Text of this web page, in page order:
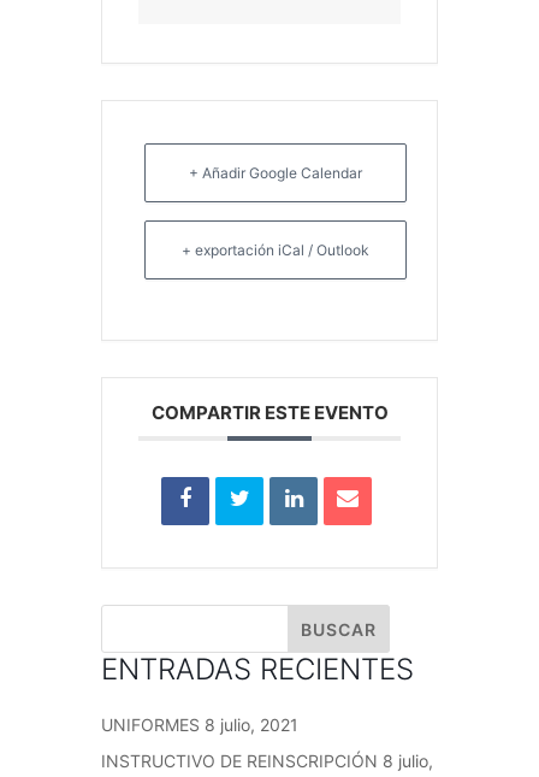
+ Añadir Google Calendar
+ exportación iCal / Outlook
COMPARTIR ESTE EVENTO
ENTRADAS RECIENTES
UNIFORMES 8 julio, 2021
INSTRUCTIVO DE REINSCRIPCIÓN 8 julio,